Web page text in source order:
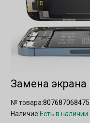
Замена экрана
№ товара:
Наличие:Есть в наличии